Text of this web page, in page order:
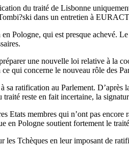
du traité de Lisbonne
dans un entretien à
Pologne, qui est presque achevé.
une nouvelle loi relative à la
qui concerne le nouveau rôle des
sa ratification au Parlement.
reste en fait incertaine, la
Etats membres qui n’ont pas
en Pologne soutient fortement le
Tchèques en leur imposant de